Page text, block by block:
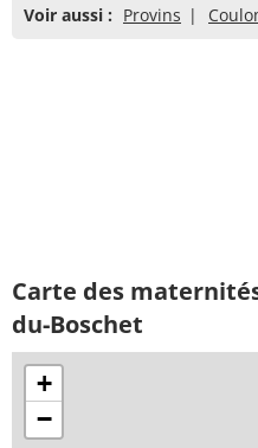
Voir aussi : Provins
Carte des
du-Boschet
+
−